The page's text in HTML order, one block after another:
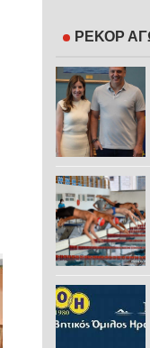
ΡΕΚΟΡ